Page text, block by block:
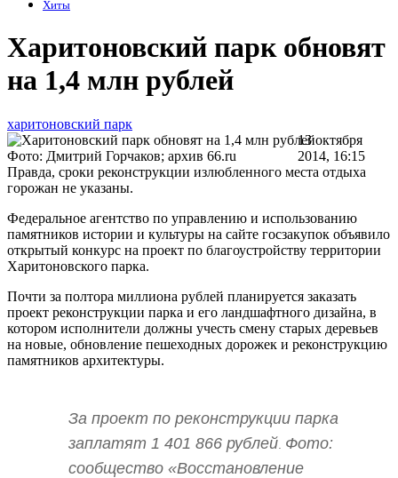
Хиты
Харитоновский парк обновят
на 1,4 млн рублей
харитоновский парк
13 октября
2014, 16:15
Фото: Дмитрий Горчаков; архив 66.ru
Правда, сроки реконструкции излюбленного места отдыха
горожан не указаны.
Федеральное агентство по управлению и использованию
памятников истории и культуры на сайте госзакупок объявило
открытый конкурс на проект по благоустройству территории
Харитоновского парка.
Почти за полтора миллиона рублей планируется заказать
проект реконструкции парка и его ландшафтного дизайна, в
котором исполнители должны учесть смену старых деревьев
на новые, обновление пешеходных дорожек и реконструкцию
памятников архитектуры.
За проект по реконструкции парка
заплатят 1 401 866 рублей Фото:
сообщество «Восстановление